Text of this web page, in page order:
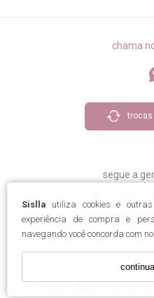
Sislla utiliza cookies e
experiência de compra e
navegando você concorda com
chama
trocas
segue a